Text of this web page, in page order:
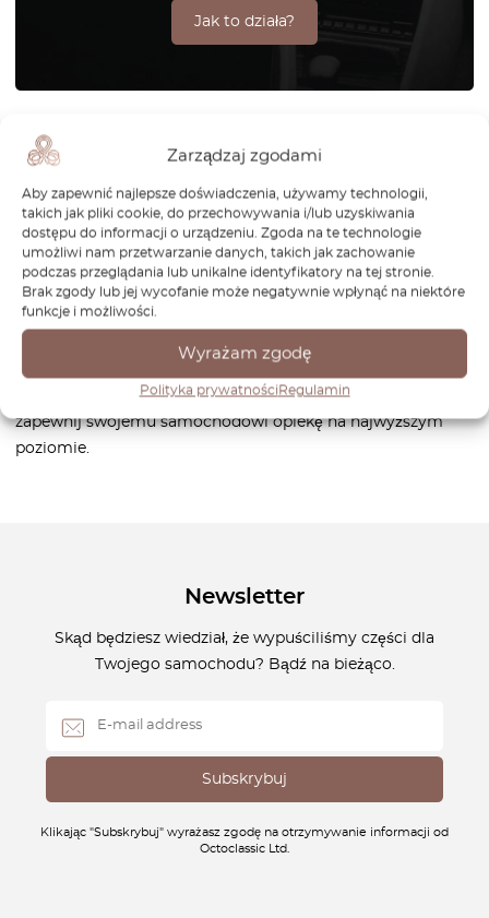
Zarządzaj zgodami
Aby zapewnić najlepsze doświadczenia, używamy technologii,
takich jak pliki cookie, do przechowywania i/lub uzyskiwania
dostępu do informacji o urządzeniu. Zgoda na te technologie
umożliwi nam przetwarzanie danych, takich jak zachowanie
podczas przeglądania lub unikalne identyfikatory na tej stronie.
Brak zgody lub jej wycofanie może negatywnie wpłynąć na niektóre
funkcje i możliwości.
Wyrażam zgodę
Polityka prywatności Regulamin
Jak to działa?
Modele BMW F06, F12 i F13 to doskonałe połączenie luksusu,
osiągów i elegancji. Niezależnie od tego, czy jeździsz
dynamicznym Coupé (F13), stylowym Cabrio (F12), czy
eleganckim Gran Coupé (F06), każdy z tych samochodów
oferuje wyjątkowe wrażenia z jazdy. W OctoClassic
specjalizujemy się w precyzyjnie dopasowanych częściach
zamiennych dedykowanych tym modelom BMW serii 6. Od
codziennej konserwacji po pełną renowację – nasze części
gwarantują idealne dopasowanie, trwałość i niezawodność.
Zaufaj OctoClassic i zadbaj o to, by Twój BMW F06, F12 lub
F13 był zawsze w doskonałej kondycji. Sprawdź naszą ofertę i
zapewnij swojemu samochodowi opiekę na najwyższym
poziomie.
Newsletter
Skąd będziesz wiedział, że wypuściliśmy części dla
Twojego samochodu? Bądź na bieżąco.
Klikając "Subskrybuj" wyrażasz zgodę na otrzymywanie informacji od
Octoclassic Ltd.